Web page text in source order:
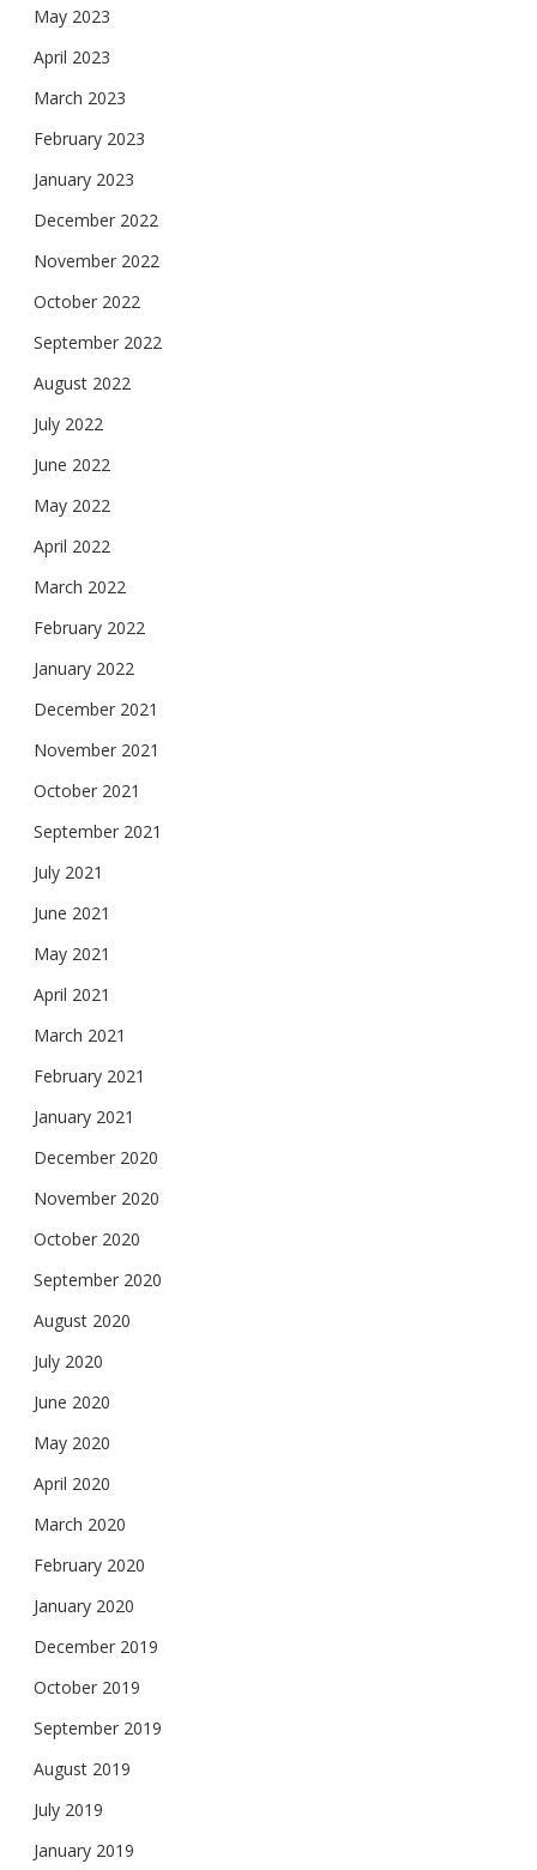
May 2023
April 2023
March 2023
February 2023
January 2023
December 2022
November 2022
October 2022
September 2022
August 2022
July 2022
June 2022
May 2022
April 2022
March 2022
February 2022
January 2022
December 2021
November 2021
October 2021
September 2021
July 2021
June 2021
May 2021
April 2021
March 2021
February 2021
January 2021
December 2020
November 2020
October 2020
September 2020
August 2020
July 2020
June 2020
May 2020
April 2020
March 2020
February 2020
January 2020
December 2019
October 2019
September 2019
August 2019
July 2019
January 2019